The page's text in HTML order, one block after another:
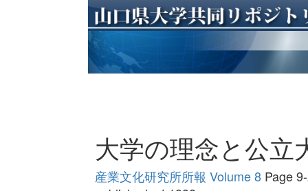
大学の理念と公立
産業文化研究所所報 Volume 8Page